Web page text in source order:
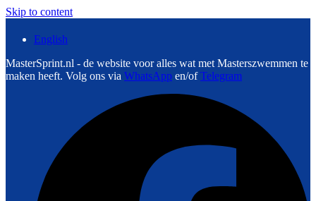
Skip to content
English
MasterSprint.nl - de website voor alles wat met Masterszwemmen te
maken heeft. Volg ons via WhatsApp en/ofTelegram